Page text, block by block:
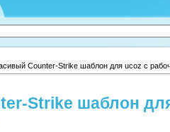
Counter-Strike шаблон для ucoz с
Strike шаблон